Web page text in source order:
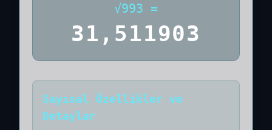
√993 =
31,511903
Sayısal Özellikler ve
Detaylar